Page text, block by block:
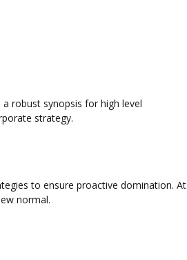
robust synopsis for high level
strategy.
to ensure proactive domination. At
normal.